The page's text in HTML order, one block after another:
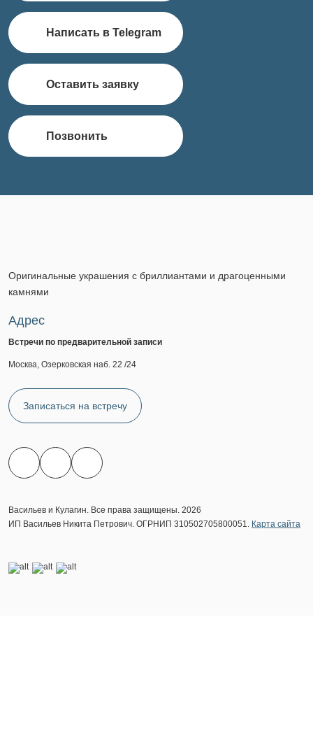
Написать в Telegram
Оставить заявку
Позвонить
Оригинальные украшения с бриллиантами и драгоценными
камнями
Адрес
Встречи по предварительной записи
Москва, Озерковская наб. 22 /24
Записаться на встречу
Васильев и Кулагин. Все права защищены. 2026
ИП Васильев Никита Петрович. ОГРНИП 310502705800051. Карта сайта